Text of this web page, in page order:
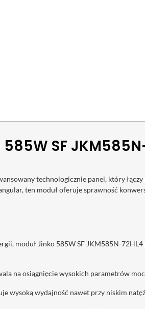
SF
technologicznie panel, który
ten moduł oferuje sprawność
moduł Jinko 585W SF JKM585N-
na osiągnięcie wysokich parametrów
wysoką wydajność nawet przy niskim